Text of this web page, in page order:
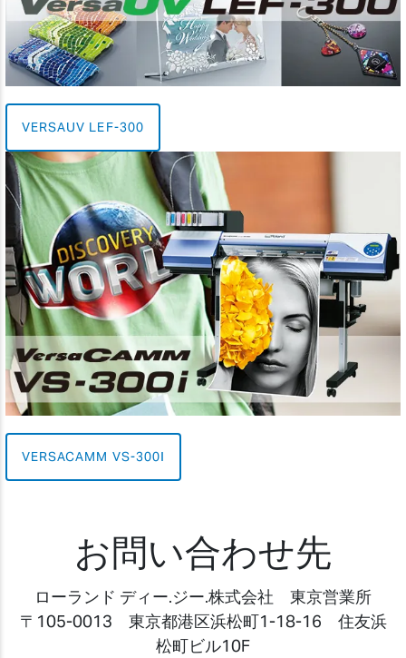
VERSAUV LEF-300
VERSACAMM VS-300I
お問い合わせ先
ローランド ディー.ジー.株式会社 東京営業所
〒105-0013 東京都港区浜松町1-18-16 住友浜
松町ビル10F